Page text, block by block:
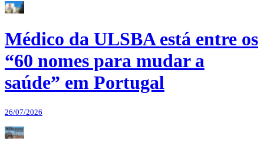
Médico da ULSBA está entre os
“60 nomes para mudar a
saúde” em Portugal
26/07/2026